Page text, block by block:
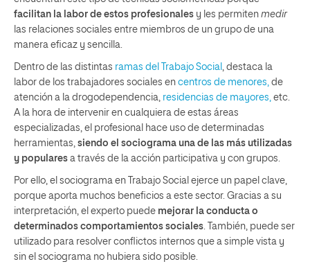
facilitan la labor de estos profesionales y les permiten medir
las relaciones sociales entre miembros de un grupo de una
manera eficaz y sencilla.
Dentro de las distintas ramas del Trabajo Social
, destaca la
labor de los trabajadores sociales en centros de menores, de
atención a la drogodependencia, residencias de mayores, etc.
A la hora de intervenir en cualquiera de estas áreas
especializadas, el profesional hace uso de determinadas
herramientas, siendo el sociograma una de las más utilizadas
y populares a través de la acción participativa y con grupos.
Por ello, el sociograma en Trabajo Social ejerce un papel clave,
porque aporta muchos beneficios a este sector. Gracias a su
interpretación, el experto puede mejorar la conducta o
determinados comportamientos sociales . También, puede ser
utilizado para resolver conflictos internos que a simple vista y
sin el sociograma no hubiera sido posible.